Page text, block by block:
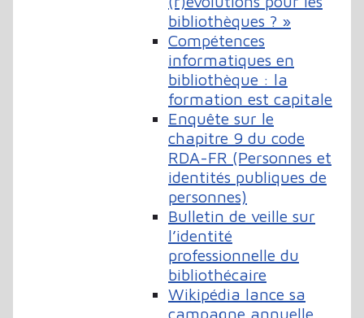
bibliothèques ? »
Compétences
informatiques en
bibliothèque : la
formation est capitale
Enquête sur le
chapitre 9 du code
RDA-FR (Personnes et
identités publiques de
personnes)
Bulletin de veille sur
l’identité
professionnelle du
bibliothécaire
Wikipédia lance sa
campagne annuelle